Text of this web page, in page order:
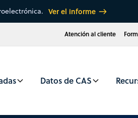
Ver el informe
Atención al cliente
Datos de CAS